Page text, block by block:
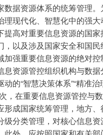
数据资源体系的统筹管理
理现代化、智慧化中的强
提高对重要信息资源的国
，以及涉及国家安全和国
加强重要信息资源的绝对控
息资源管控组织机构与数
的“智慧决策体系”“精准治
，在重要信息资源管控与
形成国家统筹管理，地方、
级分类管理，对核心信息